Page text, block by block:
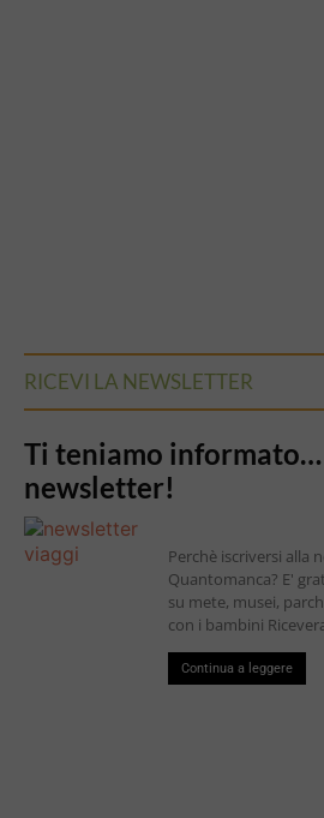
RICEVI LA NEWSLETTER
Ti teniamo
newsletter!
Perchè iscriversi alla
Quantomanca? E'
su mete, musei,
con i bambini
Continua a leggere